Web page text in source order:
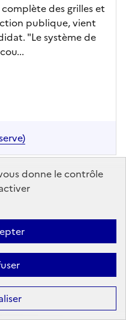
donne le contrôle
des grilles et
publique, vient
"Le système de
un